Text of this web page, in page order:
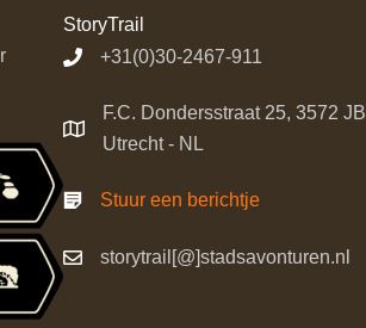
StoryTrail
+31(0)30-2467-911
F.C. Dondersstraat 25, 3572 JB
Utrecht - NL
Stuur een berichtje
storytrail[@]stadsavonturen.nl